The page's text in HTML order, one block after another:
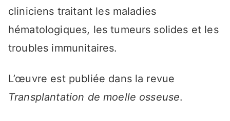
cliniciens traitant les maladies
hématologiques, les tumeurs solides et les
troubles immunitaires.
L’œuvre est publiée dans la revue
Transplantation de moelle osseuse.